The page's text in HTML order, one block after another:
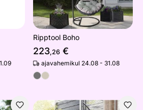
Ripptool Boho
223,26 €
ajavahemikul 24.08 - 31.08